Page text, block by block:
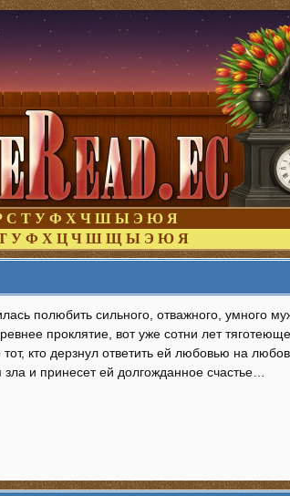
С Т У Ф Х Ч Ш Ы Э Ю Я
У Ф Х Ц Ч Ш Щ Ы Э Ю Я
полюбить сильного, отважного, умного
проклятие, вот уже сотни лет
кто дерзнул ответить ей любовью на
и принесет ей долгожданное счастье…